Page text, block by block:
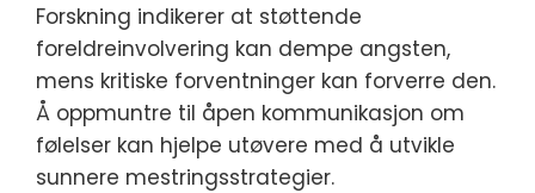
Forskning indikerer at støttende
foreldreinvolvering kan dempe angsten,
mens kritiske forventninger kan forverre den.
Å oppmuntre til åpen kommunikasjon om
følelser kan hjelpe utøvere med å utvikle
sunnere mestringsstrategier.